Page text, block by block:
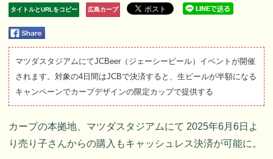
タイトルとURLをコピー 広島カープ
マツダスタジアムにてJCBeer（ジェーシービール）イベントが開催
されます。対象の4日間はJCBで決済すると、生ビールが半額になる
キャンペーンでカープデザインの限定カップで提供する
カープの本拠地、マツダスタジアムにて 2025年6月6日よ
り売り子さんからの購入もキャッシュレス決済が可能に。